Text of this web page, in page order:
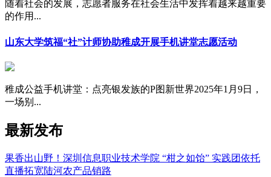
随着社会的发展，志愿者服务在社会生活中发挥着越来越重要
的作用...
山东大学筑福“社”计师协助稚成开展手机讲堂志愿活动
稚成公益手机讲堂：点亮银发族的P图新世界2025年1月9日，
一场别...
最新发布
果香出山野！深圳信息职业技术学院 “柑之如饴” 实践团依托
直播拓宽陆河农产品销路